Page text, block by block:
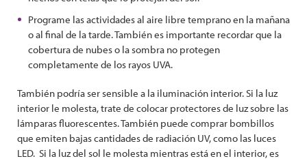
Programe las actividades al aire libre temprano en la mañana
o al final de la tarde. También es importante recordar que la
cobertura de nubes o la sombra no protegen
completamente de los rayos UVA.
También podría ser sensible a la iluminación interior. Si la luz
interior le molesta, trate de colocar protectores de luz sobre las
lámparas fluorescentes. También puede comprar bombillos
que emiten bajas cantidades de radiación UV, como las luces
LED. Si la luz del sol le molesta mientras está en el interior, es